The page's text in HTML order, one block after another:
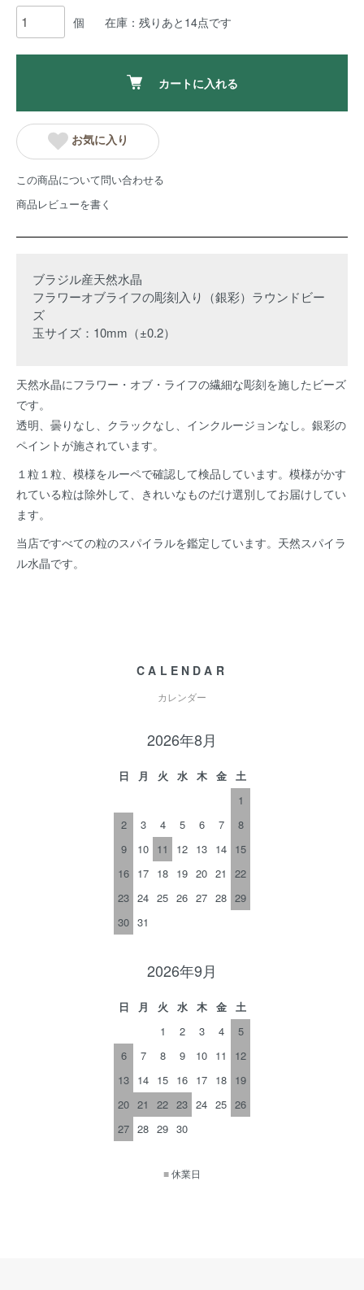
個 在庫：残りあと14点です
カートに入れる
お気に入り
この商品について問い合わせる
商品レビューを書く
ブラジル産天然水晶
フラワーオブライフの彫刻入り（銀彩）ラウンドビー
ズ
玉サイズ：10mm（±0.2）
天然水晶にフラワー・オブ・ライフの繊細な彫刻を施したビーズ
です。
透明、曇りなし、クラックなし、インクルージョンなし。銀彩の
ペイントが施されています。
１粒１粒、模様をルーペで確認して検品しています。模様がかす
れている粒は除外して、きれいなものだけ選別してお届けしてい
ます。
当店ですべての粒のスパイラルを鑑定しています。天然スパイラ
ル水晶です。
CALENDAR
カレンダー
2026年8月
日 月 火 水 木 金
土
1
2
3 4 5 6 7
8
9
10 11 12 13 14 15
16 17 18 19 20 21
22
23 24 25 26 27 28 29
30 31
2026年9月
日 月 火 水 木 金
土
1
2 3 4
5
6
7 8 9 10 11
12
13 14 15 16 17 18 19
20 21 22 23 24 25 26
27 28 29 30
■休業日